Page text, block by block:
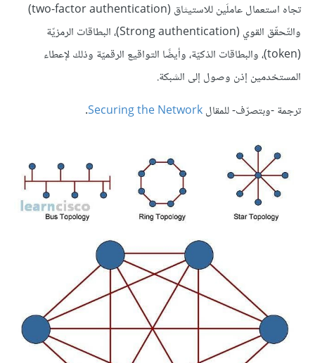
تجاه استعمال عاملَين للاستيثاق (two-factor authentication)
والتّحقّق القوي (Strong authentication)، البطاقات الرمزيّة
(token)، والبطاقات الذكيّة، وأيضًا التواقيع الرقميّة وذلك لإعطاء
المستخدمين إذن وصول إلى الشبكة.
Securing the Network
.